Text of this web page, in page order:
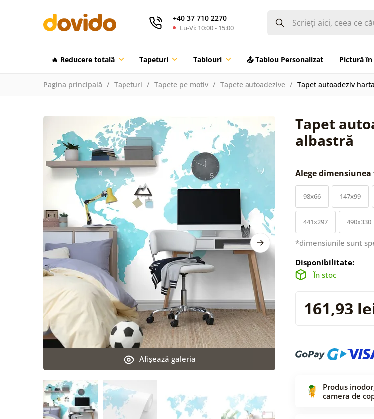
+40 37 710 2270
Lu-Vi: 10:00 - 15:00
🔥 Reducere totalã Tapeturi Tablouri 📤 Tablou Personalizat Pictură
Pagina principală Tapeturi Tapete pe motiv Tapete autoadezive Tapet autoadeziv
Tapet
albastră
Afişează galeria
Alege
98x66 147x99
441x297 490x330
*dimensiunile sunt
Disponibilitate:
În stoc
161,93
Produs
camera de